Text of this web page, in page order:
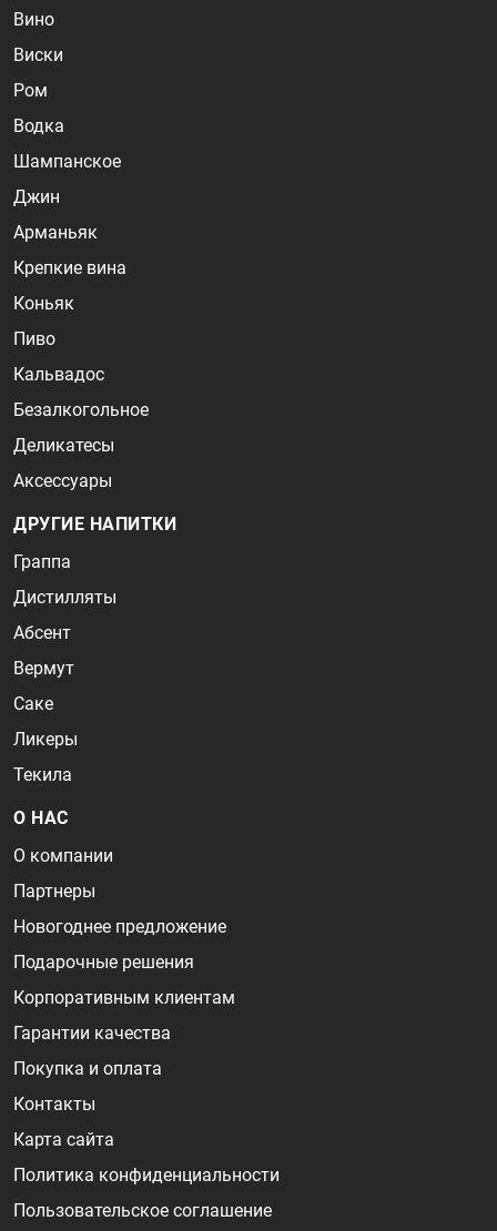
Вино
Виски
Ром
Водка
Шампанское
Джин
Арманьяк
Крепкие вина
Коньяк
Пиво
Кальвадос
Безалкогольное
Деликатесы
Аксессуары
ДРУГИЕ НАПИТКИ
Граппа
Дистилляты
Абсент
Вермут
Саке
Ликеры
Текила
О НАС
О компании
Партнеры
Новогоднее предложение
Подарочные решения
Корпоративным клиентам
Гарантии качества
Покупка и оплата
Контакты
Карта сайта
Политика конфиденциальности
Пользовательское соглашение